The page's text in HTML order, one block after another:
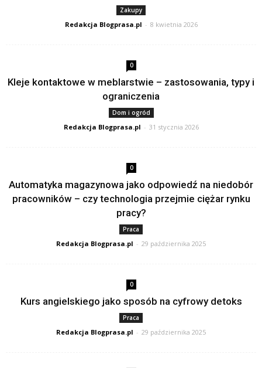
Zakupy
Redakcja Blogprasa.pl - 8 kwietnia 2026
0
Kleje kontaktowe w meblarstwie – zastosowania, typy i
ograniczenia
Dom i ogród
Redakcja Blogprasa.pl - 31 stycznia 2026
0
Automatyka magazynowa jako odpowiedź na niedobór
pracowników – czy technologia przejmie ciężar rynku
pracy?
Praca
Redakcja Blogprasa.pl - 29 października 2025
0
Kurs angielskiego jako sposób na cyfrowy detoks
Praca
Redakcja Blogprasa.pl - 29 października 2025